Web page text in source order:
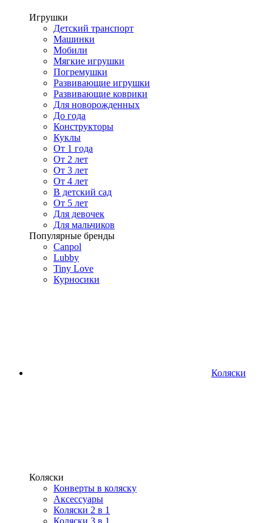
Игрушки
Детский транспорт
Машинки
Мобили
Мягкие игрушки
Погремушки
Развивающие игрушки
Развивающие коврики
Для новорожденных
До года
Конструкторы
Куклы
От 1 года
От 2 лет
От 3 лет
От 4 лет
В детский сад
От 5 лет
Для девочек
Для мальчиков
Популярные бренды
Canpol
Lubby
Tiny Love
Курносики
Коляски
Коляски
Конверты в коляску
Аксессуары
Коляски 2 в 1
Коляски 3 в 1